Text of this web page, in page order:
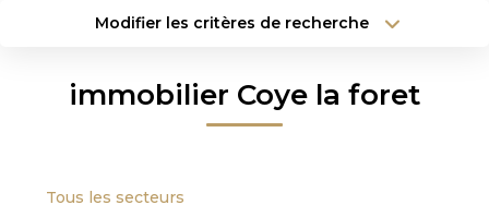
BIENS VENDUS
Modifier les critères de recherche
Type de bien
Surface min
immobilier Coye la foret
Tous les secteurs